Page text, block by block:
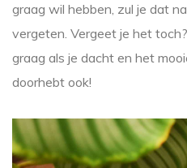
graag wil hebben, zul je dat
vergeten. Vergeet je het
graag als je dacht en het
doorhebt ook!